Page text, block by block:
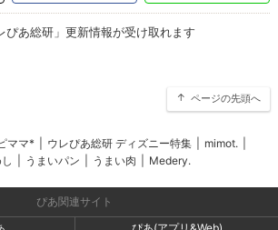
ぴあ総研」更新情報が受け取れます
ページの先頭へ
ママ* ウレぴあ総研 ディズニー特集 mimot.
うまいパン うまい肉 Medery.
ぴあ関連サイト